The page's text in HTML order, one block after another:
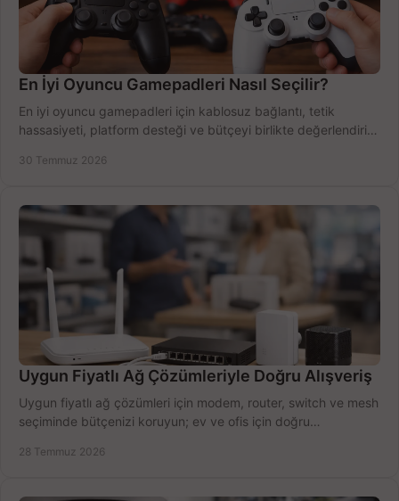
En İyi Oyuncu Gamepadleri Nasıl Seçilir?
En iyi oyuncu gamepadleri için kablosuz bağlantı, tetik
hassasiyeti, platform desteği ve bütçeyi birlikte değerlendirin;
30 Temmuz 2026
Uygun Fiyatlı Ağ Çözümleriyle Doğru Alışveriş
Uygun fiyatlı ağ çözümleri için modem, router, switch ve mesh
seçiminde bütçenizi koruyun; ev ve ofis için doğru
28 Temmuz 2026